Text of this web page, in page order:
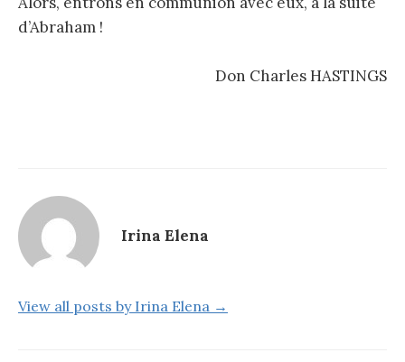
d’Abraham !
Don Charles HASTINGS
Irina Elena
View all posts by Irina Elena →